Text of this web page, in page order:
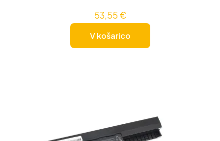
53,55 €
V košarico